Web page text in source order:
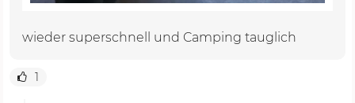
wieder superschnell und Camping tauglich
1